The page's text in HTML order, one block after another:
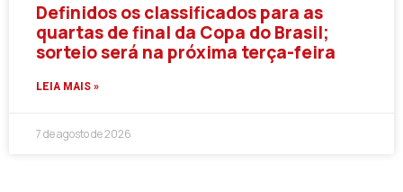
Definidos os classificados para as
quartas de final da Copa do Brasil;
sorteio será na próxima terça-feira
LEIA MAIS »
7 de agosto de 2026